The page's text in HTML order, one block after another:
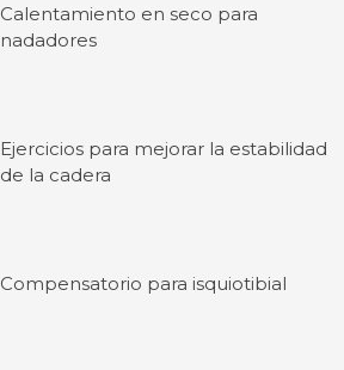
Calentamiento en seco para
nadadores
Ejercicios para mejorar la estabilidad
de la cadera
Compensatorio para isquiotibial